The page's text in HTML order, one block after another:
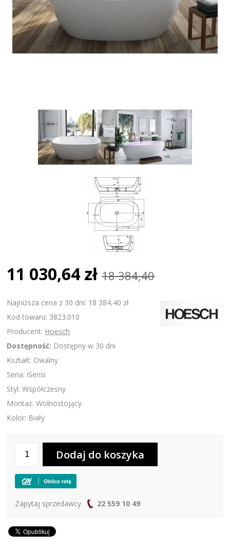
11 030,64 zł 18 384,40
Najniższa cena z 30 dni: 18 384,40 zł
Kod towaru: 3823.010
Producent: Hoesch
Dostępność: Dostępny w 30 dni
Kształt: Owalny
Seria: iSensi
Styl: Współczesny
Montaż: Wolnostojący
Kolor: Biały
Zapytaj sprzedawcy 22 559 10 49